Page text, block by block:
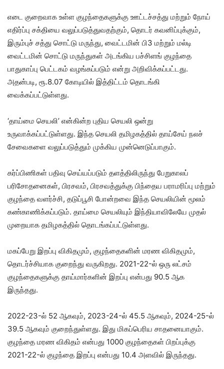
எடை குறைவாக உள்ள குழந்தைகளுக்கு ஊட்டச்சத்து மற்றும் நோய்
எதிர்ப்பு சக்தியை வலுப்படுத்துவதற்கும், தொடர் கவனிப்புக்கும்,
இரும்புச் சத்து சொட்டு மருந்து, வைட்டமின் பி3 மற்றும் மல்டி
வைட்டமின் சொட்டு மருந்துகள் அடங்கிய பச்சிளங் குழந்தை
பாதுகாப்பு பெட்டகம் வழங்கப்படும் என்று அறிவிக்கப்பட்டது.
அதன்படி, ரூ.8.07 கோடியில் இத்திட்டம் தொடங்கி
வைக்கப்பட்டுள்ளது.
‘தாய்மை செயலி’ என்கின்ற புதிய செயலி ஒன்று
உருவாக்கப்பட்டுள்ளது. இந்த செயலி தமிழகத்தில் தாய்சேய் நலச்
சேவைகளை வலுப்படுத்தும் முக்கிய முன்னெடுப்பாகும்.
கர்ப்பிணிகள் பதிவு செய்யப்படும் தளத்திலிருந்து பேறுகாலப்
பரிசோதனைகள், பிரசவம், பிரசவத்துக்கு பிந்தைய பராமரிப்பு மற்றும்
குழந்தை வளர்ச்சி, தடுப்பூசி போன்றவை இந்த செயலியின் மூலம்
கண்காணிக்கப்படும். தாய்மை செயலியும் இந்தியாவிலேயே முதல்
முறையாக தமிழகத்தில் தொடங்கப்பட்டுள்ளது.
மகப்பேறு இறப்பு விகிதமும், குழந்தைகளின் மரண விகிதமும்,
தொடர்ச்சியாக குறைந்து வருகிறது. 2021-22-ல் ஒரு லட்சம்
குழந்தைகளுக்கு தாய்மார்களின் இறப்பு என்பது 90.5 ஆக
இருந்தது.
2022-23-ல் 52 ஆகவும், 2023-24-ல் 45.5 ஆகவும், 2024-25-ல்
39.5 ஆகவும் குறைந்துள்ளது. இது மிகப்பெரிய சாதனையாகும்.
குழந்தை மரண விகிதம் என்பது 1000 குழந்தைகள் பிறப்புக்கு
2021-22-ல் குழந்தை இறப்பு என்பது 10.4 அளவில் இருந்தது.